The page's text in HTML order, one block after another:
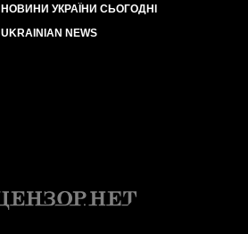
НОВИНИ УКРАЇНИ СЬОГОДНІ
UKRAINIAN NEWS